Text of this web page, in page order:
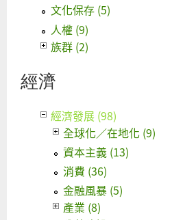
文化保存 (5)
人權 (9)
族群 (2)
經濟
經濟發展 (98)
全球化／在地化 (9)
資本主義 (13)
消費 (36)
金融風暴 (5)
產業 (8)